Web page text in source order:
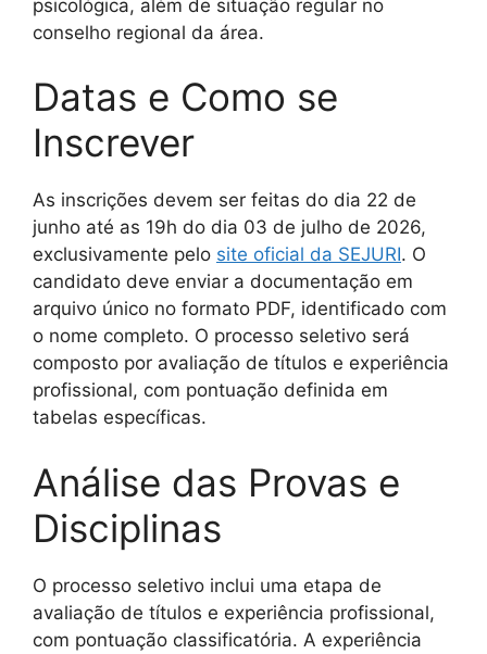
psicológica, além de situação regular no
conselho regional da área.
Datas e Como se
Inscrever
As inscrições devem ser feitas do dia 22 de
junho até as 19h do dia 03 de julho de 2026,
exclusivamente pelo site oficial da SEJURI. O
candidato deve enviar a documentação em
arquivo único no formato PDF, identificado com
o nome completo. O processo seletivo será
composto por avaliação de títulos e experiência
profissional, com pontuação definida em
tabelas específicas.
Análise das Provas e
Disciplinas
O processo seletivo inclui uma etapa de
avaliação de títulos e experiência profissional,
com pontuação classificatória. A experiência